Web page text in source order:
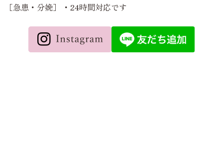
［急患・分娩］
・24時間対応です